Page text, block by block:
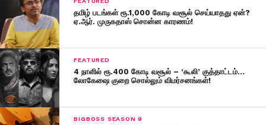
தமிழ் படங்கள் ரூ.1,000 கோடி வசூல் செய்யாதது ஏன்?
ஏ.ஆர். முருகதாஸ் சொன்ன காரணம்!
FEATURED
4 நாளில் ரூ.400 கோடி வசூல் – ‘கூலி’ குத்தாட்டம்…
லோகேஷை குறை சொல்லும் விமர்சனங்கள்!
BIGBOSS SEASON 9